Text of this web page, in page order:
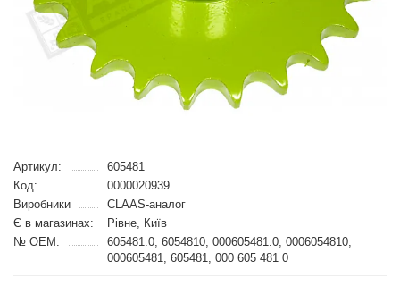
Артикул:
605481
Код:
0000020939
Виробники
CLAAS-аналог
Є в магазинах:
Рівне, Київ
№ OEM:
605481.0, 6054810, 000605481.0, 0006054810,
000605481, 605481, 000 605 481 0